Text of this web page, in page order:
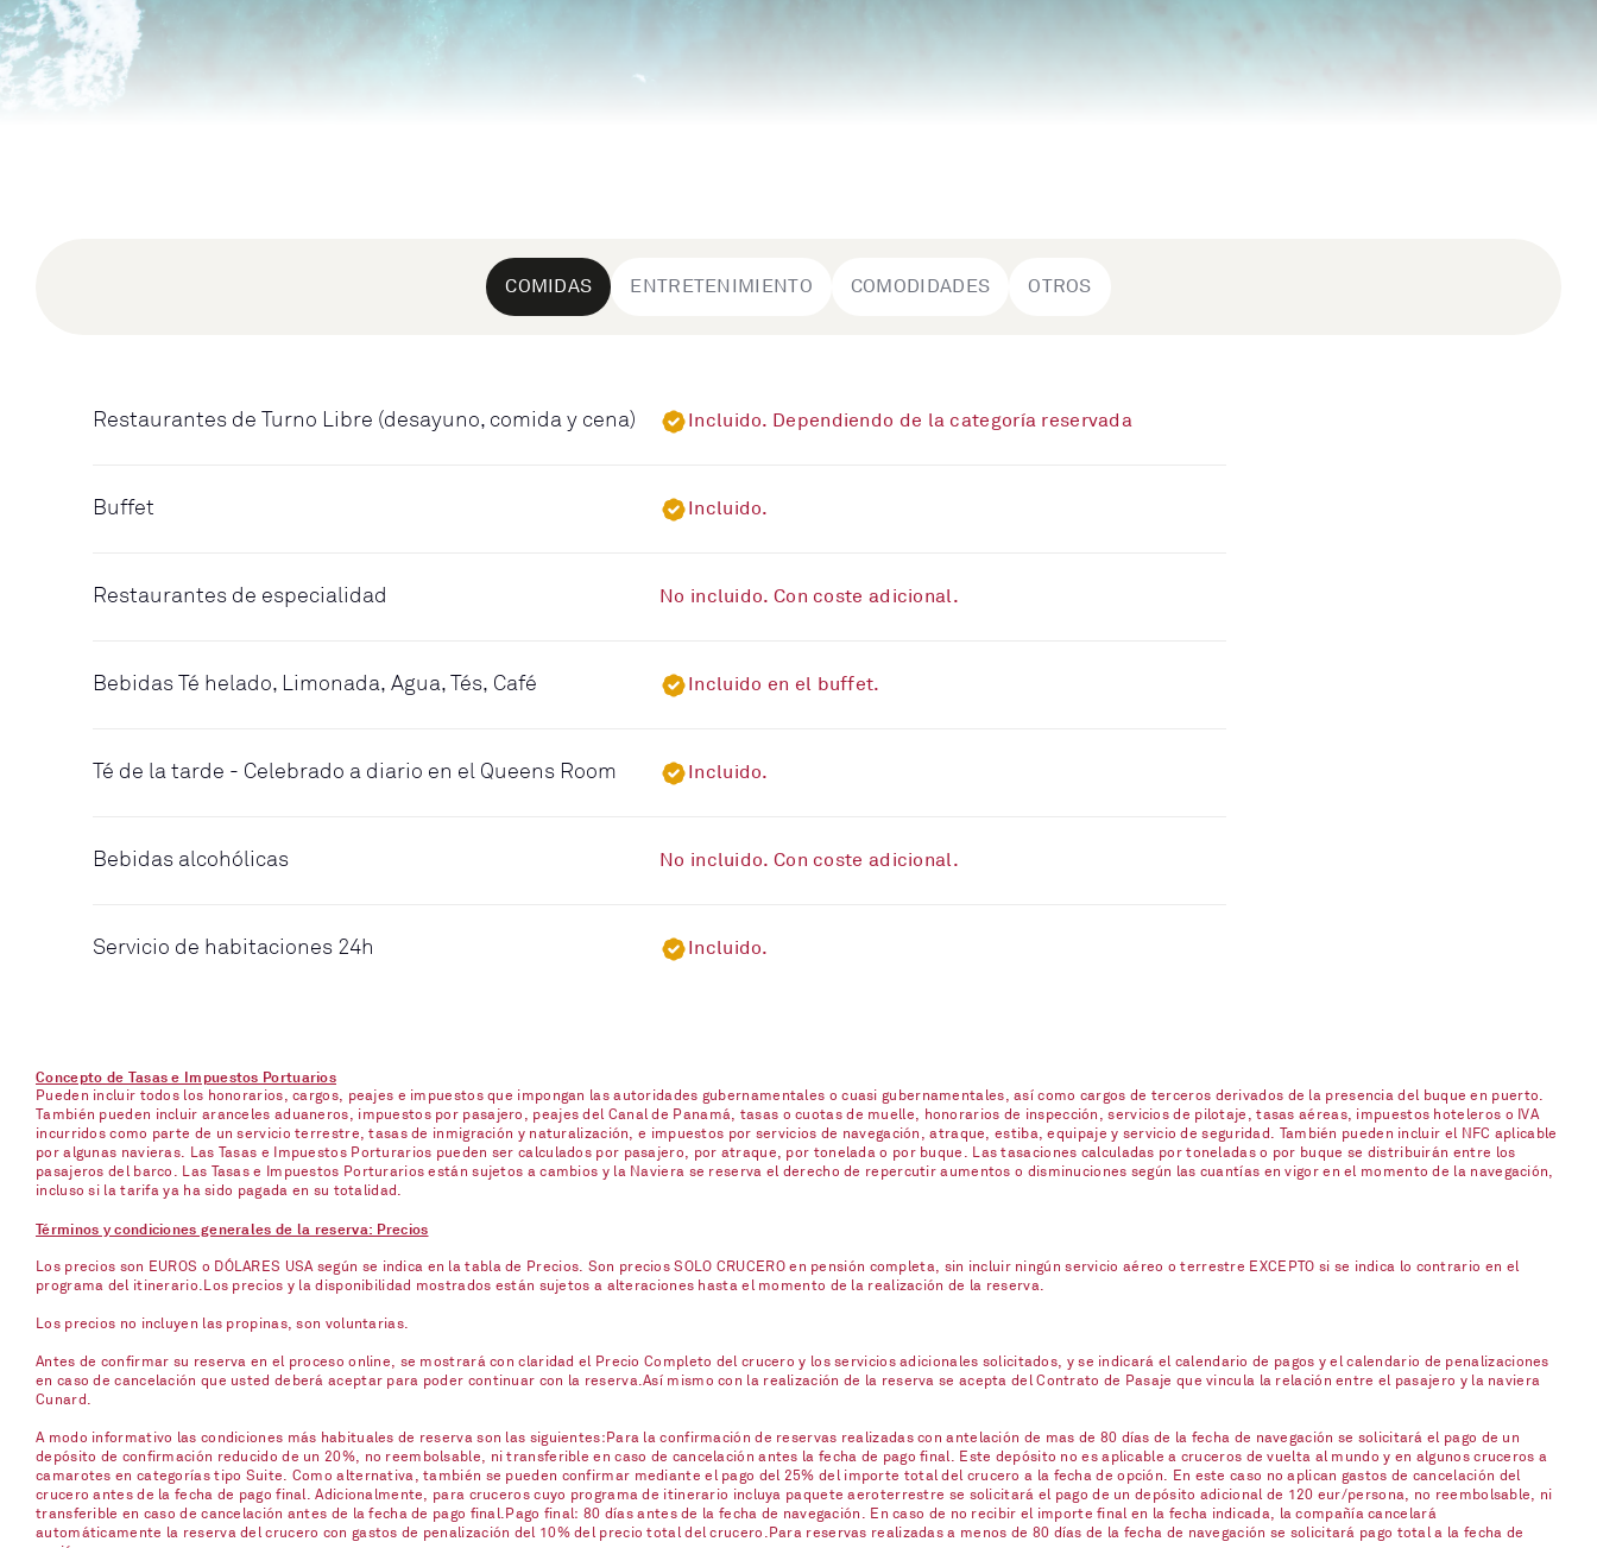
COMIDAS ENTRETENIMIENTO COMODIDADES OTROS
Restaurantes de Turno Libre (desayuno, comida y cena) Incluido. Dependiendo de la categoría reservada
Buffet Incluido.
Restaurantes de especialidad No incluido. Con coste adicional.
Bebidas Té helado, Limonada, Agua, Tés, Café Incluido en el buffet.
Té de la tarde - Celebrado a diario en el Queens Room Incluido.
Bebidas alcohólicas No incluido. Con coste adicional.
Servicio de habitaciones 24h Incluido.
Concepto de Tasas e Impuestos Portuarios
Pueden incluir todos los honorarios, cargos, peajes e impuestos que impongan las autoridades gubernamentales o cuasi gubernamentales, así como cargos de terceros derivados de la presencia del buque en puerto.
También pueden incluir aranceles aduaneros, impuestos por pasajero, peajes del Canal de Panamá, tasas o cuotas de muelle, honorarios de inspección, servicios de pilotaje, tasas aéreas, impuestos hoteleros o IVA
incurridos como parte de un servicio terrestre, tasas de inmigración y naturalización, e impuestos por servicios de navegación, atraque, estiba, equipaje y servicio de seguridad. También pueden incluir el NFC aplicable
por algunas navieras. Las Tasas e Impuestos Porturarios pueden ser calculados por pasajero, por atraque, por tonelada o por buque. Las tasaciones calculadas por toneladas o por buque se distribuirán entre los
pasajeros del barco. Las Tasas e Impuestos Porturarios están sujetos a cambios y la Naviera se reserva el derecho de repercutir aumentos o disminuciones según las cuantías en vigor en el momento de la navegación,
incluso si la tarifa ya ha sido pagada en su totalidad.
Términos y condiciones generales de la reserva: Precios
Los precios son EUROS o DÓLARES USA según se indica en la tabla de Precios. Son precios SOLO CRUCERO en pensión completa, sin incluir ningún servicio aéreo o terrestre EXCEPTO si se indica lo contrario en el
programa del itinerario.Los precios y la disponibilidad mostrados están sujetos a alteraciones hasta el momento de la realización de la reserva.
Los precios no incluyen las propinas, son voluntarias.
Antes de confirmar su reserva en el proceso online, se mostrará con claridad el Precio Completo del crucero y los servicios adicionales solicitados, y se indicará el calendario de pagos y el calendario de penalizaciones
en caso de cancelación que usted deberá aceptar para poder continuar con la reserva.Así mismo con la realización de la reserva se acepta del Contrato de Pasaje que vincula la relación entre el pasajero y la naviera
Cunard.
A modo informativo las condiciones más habituales de reserva son las siguientes:Para la confirmación de reservas realizadas con antelación de mas de 80 días de la fecha de navegación se solicitará el pago de un
depósito de confirmación reducido de un 20%, no reembolsable, ni transferible en caso de cancelación antes la fecha de pago final. Este depósito no es aplicable a cruceros de vuelta al mundo y en algunos cruceros a
camarotes en categorías tipo Suite. Como alternativa, también se pueden confirmar mediante el pago del 25% del importe total del crucero a la fecha de opción. En este caso no aplican gastos de cancelación del
crucero antes de la fecha de pago final. Adicionalmente, para cruceros cuyo programa de itinerario incluya paquete aeroterrestre se solicitará el pago de un depósito adicional de 120 eur/persona, no reembolsable, ni
transferible en caso de cancelación antes de la fecha de pago final.Pago final: 80 días antes de la fecha de navegación. En caso de no recibir el importe final en la fecha indicada, la compañía cancelará
automáticamente la reserva del crucero con gastos de penalización del 10% del precio total del crucero.Para reservas realizadas a menos de 80 días de la fecha de navegación se solicitará pago total a la fecha de